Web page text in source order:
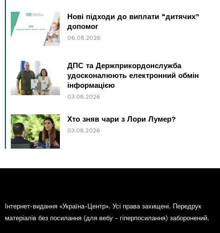
Нові підходи до виплати “дитячих”
допомог
06.08.2026
ДПС та Держприкордонслужба
удосконалюють електронний обмін
інформацією
03.08.2026
Хто зняв чари з Лори Лумер?
03.08.2026
Інтернет-видання «Україна-Центр». Усі права захищені. Передрук
матеріалів без посилання (для вебу - гіперпосилання) заборонений.